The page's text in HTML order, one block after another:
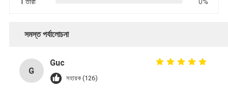
1 তারা
0%
সমস্ত পর্যালোচনা
G
Guc
সহায়ক (126)